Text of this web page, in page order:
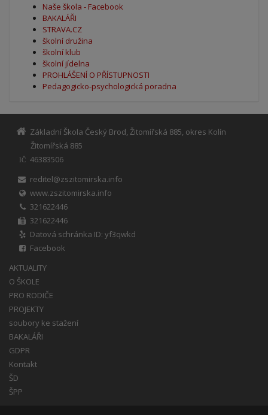
Naše škola - Facebook
BAKALÁŘI
STRAVA.CZ
školní družina
školní klub
školní jídelna
PROHLÁŠENÍ O PŘÍSTUPNOSTI
Pedagogicko-psychologická poradna
Základní Škola Český Brod, Žitomířská 885, okres Kolín
Žitomířská 885
IČ
46383506
reditel@zszitomirska.info
www.zszitomirska.info
321622446
321622446
Datová schránka ID: yf3qwkd
Facebook
AKTUALITY
O ŠKOLE
PRO RODIČE
PROJEKTY
soubory ke stažení
BAKALÁŘI
GDPR
Kontakt
ŠD
ŠPP